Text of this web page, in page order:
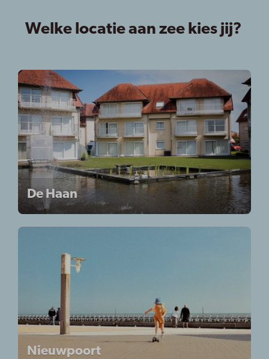
Welke locatie aan zee kies jij?
De Haan
Nieuwpoort